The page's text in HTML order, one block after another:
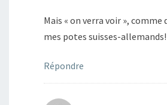
Mais « on verra voir », comme
mes potes suisses-allemands!
Répondre